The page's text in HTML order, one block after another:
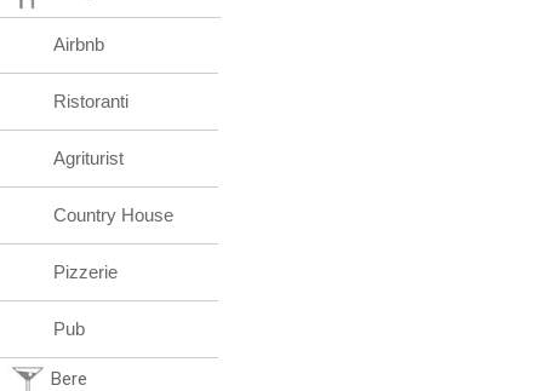
Airbnb
Ristoranti
Agriturist
Country House
Pizzerie
Pub
Bere